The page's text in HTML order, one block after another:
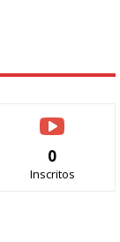
0
Inscritos